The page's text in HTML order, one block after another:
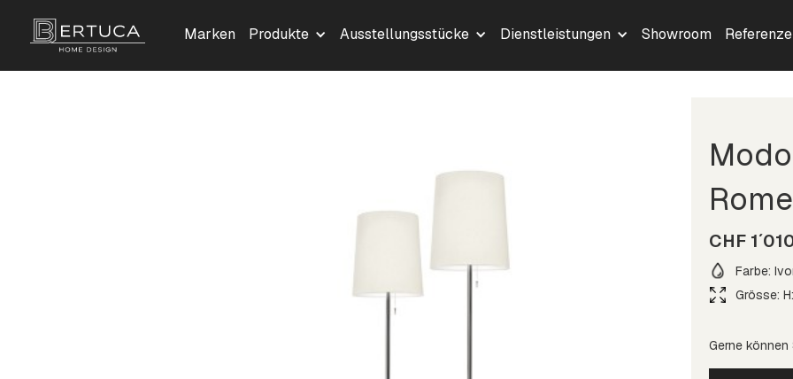
Marken Produkte Ausstellungsstücke Dienstleistungen Showroom
CHF
Farbe:
Grösse:
Gerne